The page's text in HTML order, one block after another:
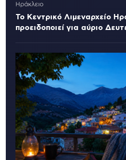
Ηράκλειο
Το Κεντρικό Λιμεναρχείο
προειδοποιεί για αύριο